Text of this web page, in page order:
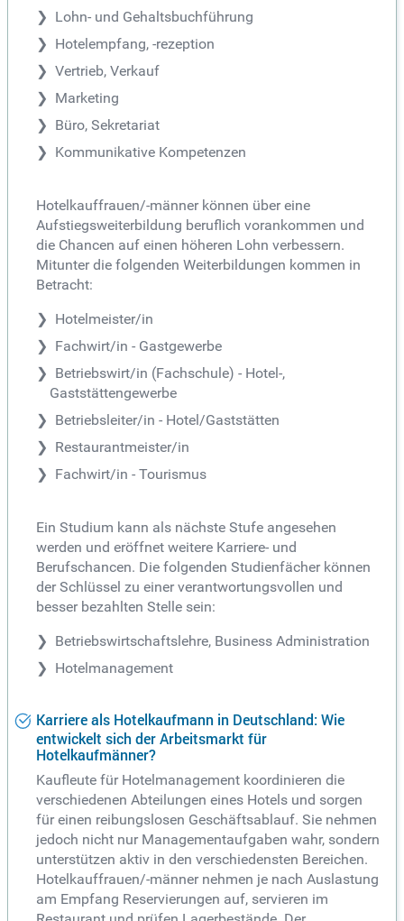
Lohn- und Gehaltsbuchführung
Hotelempfang, -rezeption
Vertrieb, Verkauf
Marketing
Büro, Sekretariat
Kommunikative Kompetenzen
Hotelkauffrauen/-männer können über eine
Aufstiegsweiterbildung beruflich vorankommen und
die Chancen auf einen höheren Lohn verbessern.
Mitunter die folgenden Weiterbildungen kommen in
Betracht:
Hotelmeister/in
Fachwirt/in - Gastgewerbe
Betriebswirt/in (Fachschule) - Hotel-,
Gaststättengewerbe
Betriebsleiter/in - Hotel/Gaststätten
Restaurantmeister/in
Fachwirt/in - Tourismus
Ein Studium kann als nächste Stufe angesehen
werden und eröffnet weitere Karriere- und
Berufschancen. Die folgenden Studienfächer können
der Schlüssel zu einer verantwortungsvollen und
besser bezahlten Stelle sein:
Betriebswirtschaftslehre, Business Administration
Hotelmanagement
Karriere als Hotelkaufmann in Deutschland: Wie
entwickelt sich der Arbeitsmarkt für
Hotelkaufmänner?
Kaufleute für Hotelmanagement koordinieren die
verschiedenen Abteilungen eines Hotels und sorgen
für einen reibungslosen Geschäftsablauf. Sie nehmen
jedoch nicht nur Managementaufgaben wahr, sondern
unterstützen aktiv in den verschiedensten Bereichen.
Hotelkauffrauen/-männer nehmen je nach Auslastung
am Empfang Reservierungen auf, servieren im